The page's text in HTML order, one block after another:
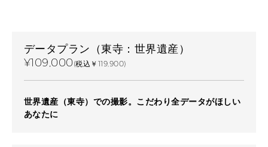
データプラン（東寺：世界遺産）
¥109,000(税込￥119,900)
世界遺産（東寺）での撮影。こだわり全データがほしい
あなたに